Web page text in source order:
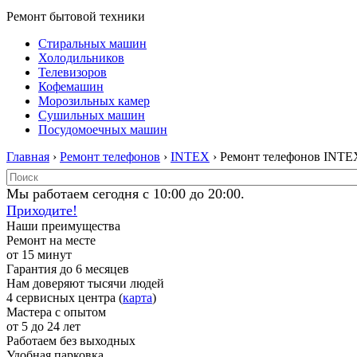
Ремонт бытовой техники
Стиральных машин
Холодильников
Телевизоров
Кофемашин
Морозильных камер
Сушильных машин
Посудомоечных машин
Главная › Ремонт телефонов › INTEX › Ремонт телефонов
Мы работаем сегодня с 10:00 до 20:00.
Приходите!
Наши преимущества
Ремонт на месте
от 15 минут
Гарантия до 6 месяцев
Нам доверяют тысячи людей
4 сервисных центра (карта)
Мастера с опытом
от 5 до 24 лет
Работаем без выходных